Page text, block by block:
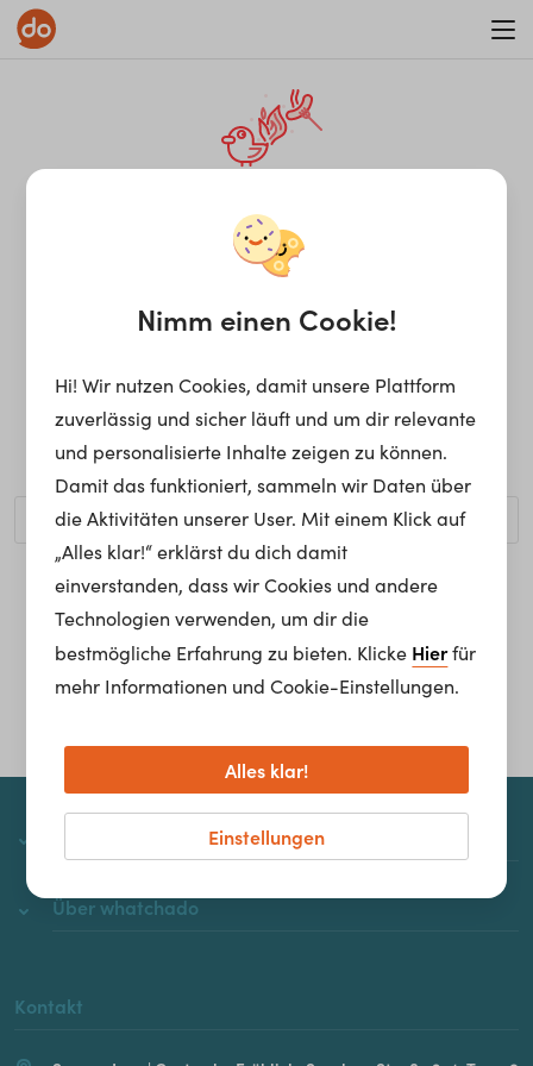
¡Ay, caramba! Seite nicht
gefunden.
Ups, die gewünschte Seite kann nicht gefunden werden.
Möchtest du nach einem bestimmten Begriff suchen?
Homepage
Über whatchado
Kontakt
Nimm einen Cookie!
Hi! Wir nutzen Cookies, damit unsere Plattform
zuverlässig und sicher läuft und um dir relevante
und personalisierte Inhalte zeigen zu können.
Damit das funktioniert, sammeln wir Daten über
die Aktivitäten unserer User. Mit einem Klick auf
„Alles klar!“ erklärst du dich damit
einverstanden, dass wir Cookies und andere
Technologien verwenden, um dir die
bestmögliche Erfahrung zu bieten. Klicke Hierfür
mehr Informationen und Cookie-Einstellungen.
Einstellungen
Alles klar!